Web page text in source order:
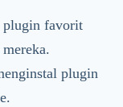
plugin favorit
plugin